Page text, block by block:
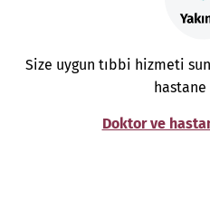
Size uygun tıbbi hizmeti
Doktor ve